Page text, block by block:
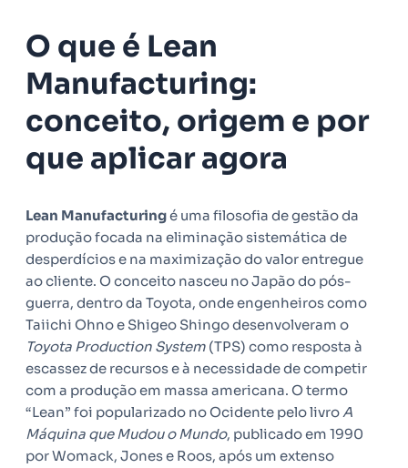
O que é Lean
Manufacturing:
conceito, origem e por
que aplicar agora
Lean Manufacturingé uma filosofia de gestão da
produção focada na eliminação sistemática de
desperdícios e na maximização do valor entregue
ao cliente. O conceito nasceu no Japão do pós-
guerra, dentro da Toyota, onde engenheiros como
Taiichi Ohno e Shigeo Shingo desenvolveram o
Toyota Production System (TPS) como resposta à
escassez de recursos e à necessidade de competir
com a produção em massa americana. O termo
“Lean” foi popularizado no Ocidente pelo livroA
Máquina que Mudou o Mundo, publicado em 1990
por Womack, Jones e Roos, após um extenso